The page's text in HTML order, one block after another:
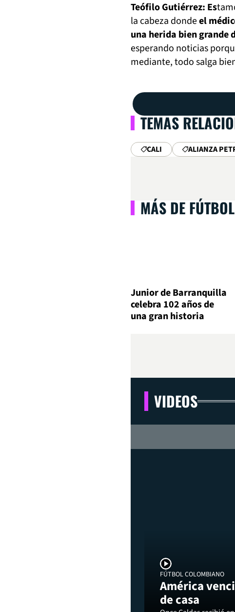
Teófilo Gutiérrez: Es
la cabeza dondeel
una herida bien grande
esperando noticias
mediante, todo salga
TEMAS
CALI ALIANZA
MÁS DE
Junior de Barranquilla
celebra 102 años de
una gran historia
VIDEOS
FÚTBOL COLOMBIANO
América
de casa